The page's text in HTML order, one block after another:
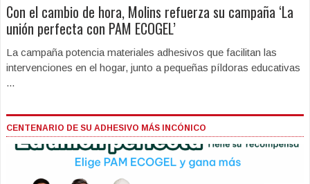
Con el cambio de hora, Molins refuerza su campaña ‘La
unión perfecta con PAM ECOGEL’
La campaña potencia materiales adhesivos que facilitan las
intervenciones en el hogar, junto a pequeñas píldoras educativas
...
CENTENARIO DE SU ADHESIVO MÁS INCÓNICO